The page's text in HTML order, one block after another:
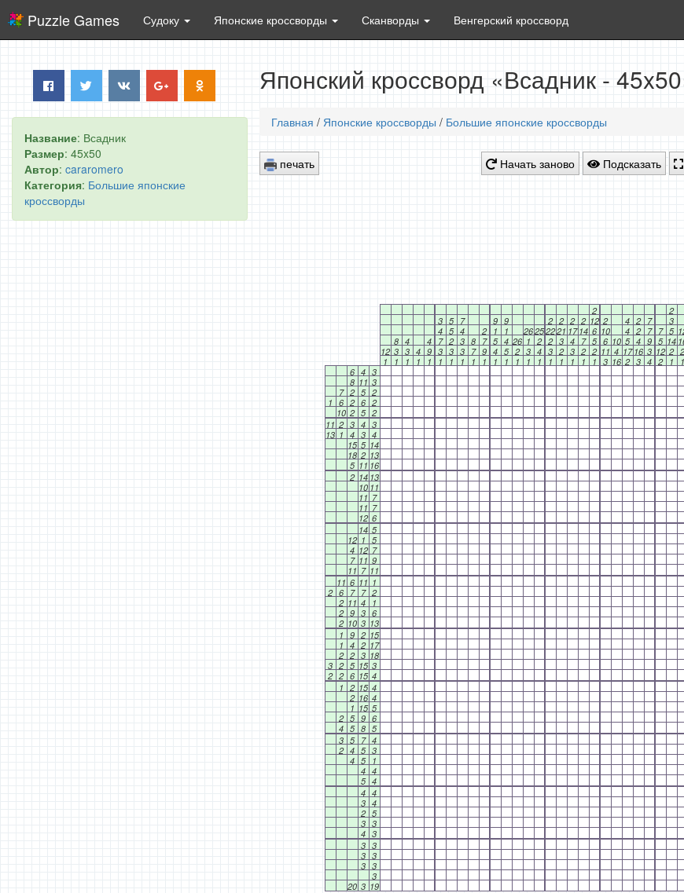
Puzzle Games Судоку Японские кроссворды Сканворды Венгерский кроссворд
Название: Всадник
Размер: 45x50
Автор: cararomero
Категория: Большие японские
кроссворды
Японский кроссворд «Всадник -
Главная / Японские кроссворды / Большие японские кроссворды
печать Начать заново Подсказать
2 2
3 5 7 9 9 2 2 2 2 12 2 4 2 7 3
4 5 4 2 1 1 26252221 17 14 6 10 4 2 7 7 5
8 4 4 7 2 3 8 7 5 4 26 1 2 2 3 4 7 5 6 10 5 4 9 5 14
12 3 3 4 9 3 3 3 7 9 4 5 2 3 4 3 2 3 2 2 11 4 17 16 3 12 2 2
1
1 1 1 1 1 1 1 1 1 1 1 1 1 1 1 1 1 1 1 3 16 2 3 4 2 1 1
6 4 3
8 11 3
7 2 5 2
1 6 2 6 2
10 2 5 2
11 2 3 4 3
13 1 4 3 4
15 5 14
18 2 13
5 11 16
2 14 13
10 11
11 7
11 7
12 6
14 5
12 1 5
4 12 7
7 11 9
11 7 11
11 6 11 1
2 6 7 7 2
2 11 4
1
2 9 3 6
2 10 3 13
1 9 2 15
1 4 2 17
2 2 3 18
3 2 5 15 3
2 2 6 15 4
1 2 15 4
2 16 4
1 15 5
2 5 9 6
4 5 8 5
3 5 7 4
2 4 5 3
4 5
1
4 4
5 4
4 4
3 4
2 5
3 3
4 3
3 3
3 3
3 3
3
20 3 19